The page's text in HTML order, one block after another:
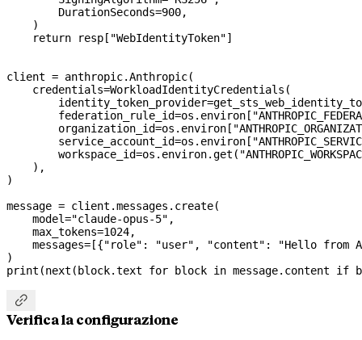
        DurationSeconds
=900,
    )
    return
resp[ "WebIdentityToken"]
client = anthropic.Anthropic(
    credentials
=WorkloadIdentityCredentials(
        identity_token_provider
=
        federation_rule_id
=os.environ[
        organization_id
=os.environ[
        service_account_id
=os.environ[
        workspace_id
=os.environ.get(
    ),
)
message = client.messages.create(
    model
="claude-opus-5" ,
    max_tokens
=1024,
    messages
= [{"role" : "user" , "content" :
"Hello from
)
print (next (block.text for block in message.content if

Verifica la configurazione